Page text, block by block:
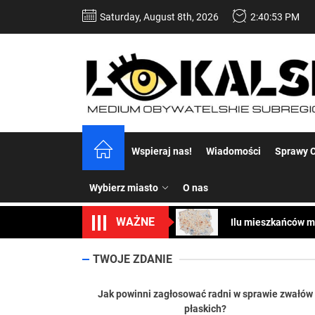
Saturday, August 8th, 2026 2:40:55 PM
Wspieraj nas! Wiadomości Sprawy
Wybierz miasto O nas
WAŻNE
Dość
Koper – część 2.
Uwaga Dębieńsko
Dość
TWOJE ZDANIE
Jak powinni zagłosować radni w sprawie zwałów
płaskich?